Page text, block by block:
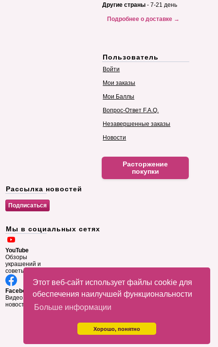
Этот веб-сайт использует файлы cookie для
обеспечения наилучшей функциональности
Больше информации
Хорошо, понятно
Другие страны - 7-21 день
Подробнее о доставке →
Пользователь
Войти
Мои заказы
Мои Баллы
Вопрос-Ответ F.A.Q.
Незавершенные заказы
Новости
Расторжение
покупки
Рассылка новостей
Мы в социальных сетях
YouTube
Обзоры
украшений и
советы
Facebook
Видео и
новости